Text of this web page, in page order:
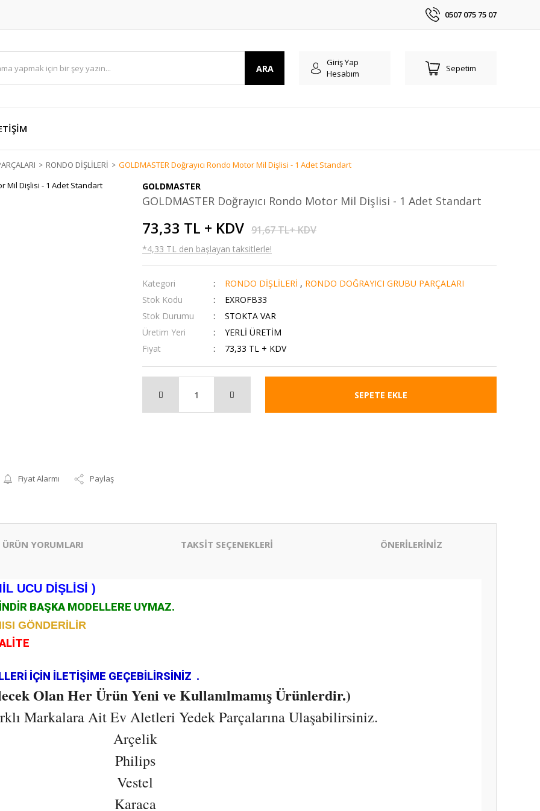
0507 075 75 07
ARA
Giriş Yap
Hesabım
Sepetim
RONDO DİŞLİLERİ GOLDMASTER Doğrayıcı Rondo Motor Mil Dişlisi - 1 Adet Standart
Fiyat Alarmı Paylaş
GOLDMASTER
GOLDMASTER Doğrayıcı Rondo Motor Mil Dişlisi - 1 Adet Standart
73,33 TL + KDV 91,67 TL+ KDV
*4,33 TL den başlayan taksitlerle!
Kategori RONDO DİŞLİLERİ , RONDO DOĞRAYICI GRUBU PARÇALARI
Stok Kodu
EXROFB33
Stok Durumu
STOKTA VAR
Üretim Yeri
YERLİ ÜRETİM
Fiyat
73,33 TL + KDV
SEPETE EKLE
ÜRÜN YORUMLARI TAKSİT SEÇENEKLERİ ÖNERİLERİNİZ
UCU DİŞLİSİ )
BAŞKA MODELLERE UYMAZ.
GÖNDERİLİR
İÇİN İLETİŞİME GEÇEBİLİRSİNİZ .
Olan Her Ürün Yeni ve Kullanılmamış Ürünlerdir.)
Markalara Ait Ev Aletleri Yedek Parçalarına Ulaşabilirsiniz.
Arçelik
Philips
Vestel
Karaca